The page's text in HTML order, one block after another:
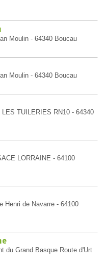
Moulin - 64340 Boucau
Moulin - 64340 Boucau
TUILERIES RN10 - 64340
LORRAINE - 64100
Henri de Navarre - 64100
du Grand Basque Route d'Urt